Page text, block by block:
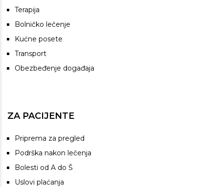
Terapija
Bolničko lečenje
Kućne posete
Transport
Obezbeđenje događaja
ZA PACIJENTE
Priprema za pregled
Podrška nakon lečenja
Bolesti od A do Š
Uslovi plaćanja